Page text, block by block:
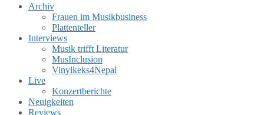
Archiv
Frauen im Musikbusiness
Plattenteller
Interviews
Musik trifft Literatur
MusInclusion
Vinylkeks4Nepal
Live
Konzertberichte
Neuigkeiten
Reviews